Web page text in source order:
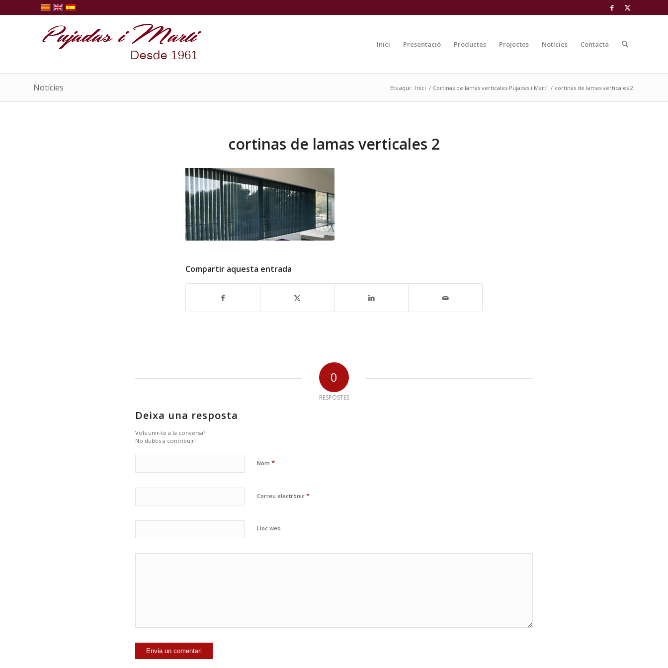
Inici Presentació Productes Projectes Notícies Contacta
Notícies Ets aquí: Inici / Cortinas de lamas verticales Pujadas i Martí / cortinas de lamas verticales 2
cortinas de lamas verticales 2
Compartir aquesta entrada
0
RESPOSTES
Deixa una resposta
Vols unir-te a la conversa?
No dubtis a contribuir!
Nom *
Correu electrònic *
Lloc web